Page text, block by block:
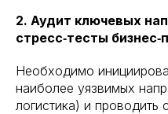
2. Аудит ключевых
стресс‑тесты
Необходимо
наиболее уязвимых
логистика) и проводить